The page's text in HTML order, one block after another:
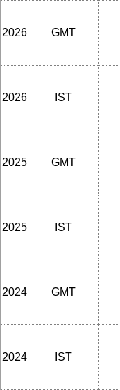
2026 GMT
2026 IST
2025 GMT
2025 IST
2024 GMT
2024 IST